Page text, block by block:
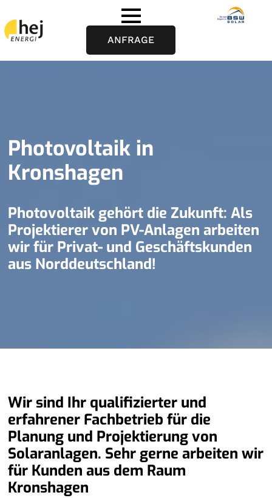
ANFRAGE
Photovoltaik in
Kronshagen
Photovoltaik gehört die Zukunft: Als
Projektierer von PV-Anlagen arbeiten
wir für Privat- und Geschäftskunden
aus Norddeutschland!
Wir sind Ihr qualifizierter und
erfahrener Fachbetrieb für die
Planung und Projektierung von
Solaranlagen. Sehr gerne arbeiten wir
für Kunden aus dem Raum
Kronshagen